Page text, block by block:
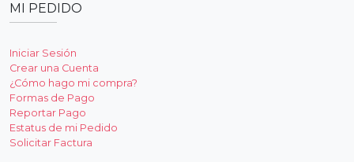
MI PEDIDO
Iniciar Sesión
Crear una Cuenta
¿Cómo hago mi compra?
Formas de Pago
Reportar Pago
Estatus de mi Pedido
Solicitar Factura